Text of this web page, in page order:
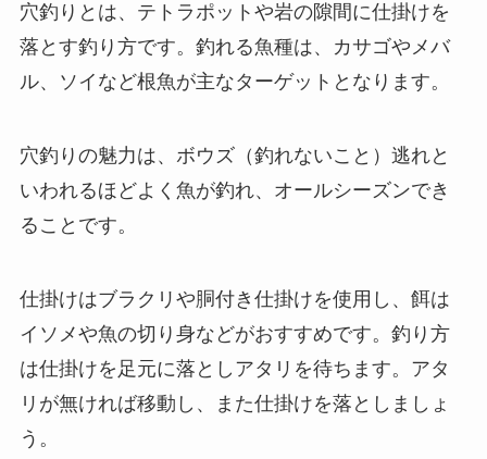
穴釣りとは、テトラポットや岩の隙間に仕掛けを
落とす釣り方です。釣れる魚種は、カサゴやメバ
ル、ソイなど根魚が主なターゲットとなります。
穴釣りの魅力は、ボウズ（釣れないこと）逃れと
いわれるほどよく魚が釣れ、オールシーズンでき
ることです。
仕掛けはブラクリや胴付き仕掛けを使用し、餌は
イソメや魚の切り身などがおすすめです。釣り方
は仕掛けを足元に落としアタリを待ちます。アタ
リが無ければ移動し、また仕掛けを落としましょ
う。